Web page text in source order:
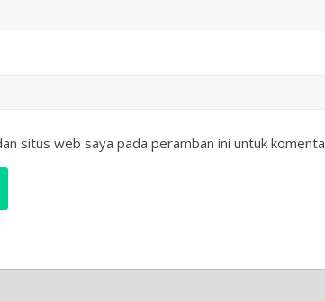
situs web saya pada peramban ini untuk